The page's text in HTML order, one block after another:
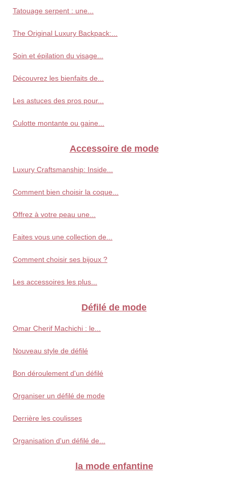
Tatouage serpent : une...
The Original Luxury Backpack:...
Soin et épilation du visage...
Découvrez les bienfaits de...
Les astuces des pros pour...
Culotte montante ou gaine...
Accessoire de mode
Luxury Craftsmanship: Inside...
Comment bien choisir la coque...
Offrez à votre peau une...
Faites vous une collection de...
Comment choisir ses bijoux ?
Les accessoires les plus...
Défilé de mode
Omar Cherif Machichi : le...
Nouveau style de défilé
Bon déroulement d'un défilé
Organiser un défilé de mode
Derrière les coulisses
Organisation d'un défilé de...
la mode enfantine